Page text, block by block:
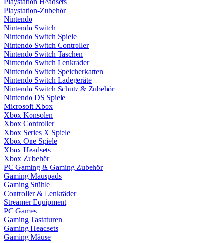
Playstation Headsets
Playstation-Zubehör
Nintendo
Nintendo Switch
Nintendo Switch Spiele
Nintendo Switch Controller
Nintendo Switch Taschen
Nintendo Switch Lenkräder
Nintendo Switch Speicherkarten
Nintendo Switch Ladegeräte
Nintendo Switch Schutz & Zubehör
Nintendo DS Spiele
Microsoft Xbox
Xbox Konsolen
Xbox Controller
Xbox Series X Spiele
Xbox One Spiele
Xbox Headsets
Xbox Zubehör
PC Gaming & Gaming Zubehör
Gaming Mauspads
Gaming Stühle
Controller & Lenkräder
Streamer Equipment
PC Games
Gaming Tastaturen
Gaming Headsets
Gaming Mäuse